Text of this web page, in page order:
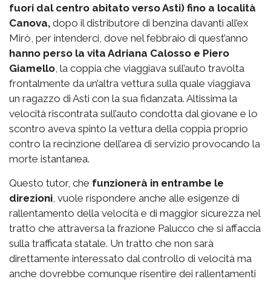
fuori dal centro abitato verso Asti) fino a località
Canova, dopo il distributore di benzina davanti all’ex
Mirò, per intenderci, dove nel febbraio di quest’anno
hanno perso la vita Adriana Calosso e Piero
Giamello, la coppia che viaggiava sull’auto travolta
frontalmente da un’altra vettura sulla quale viaggiava
un ragazzo di Asti con la sua fidanzata. Altissima la
velocità riscontrata sull’auto condotta dal giovane e lo
scontro aveva spinto la vettura della coppia proprio
contro la recinzione dell’area di servizio provocando la
morte istantanea.
Questo tutor, che funzionerà in entrambe le
direzioni, vuole rispondere anche alle esigenze di
rallentamento della velocità e di maggior sicurezza nel
tratto che attraversa la frazione Palucco che si affaccia
sulla trafficata statale. Un tratto che non sarà
direttamente interessato dal controllo di velocità ma
anche dovrebbe comunque risentire dei rallentamenti